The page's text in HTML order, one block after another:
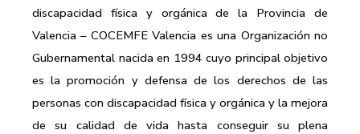
discapacidad física y orgánica de la Provincia de
Valencia – COCEMFE Valencia es una Organización no
Gubernamental nacida en 1994 cuyo principal objetivo
es la promoción y defensa de los derechos de las
personas con discapacidad física y orgánica y la mejora
de su calidad de vida hasta conseguir su plena